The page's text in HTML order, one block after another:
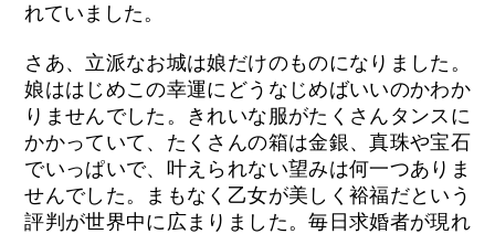
れていました。
さあ、立派なお城は娘だけのものになりました。
娘ははじめこの幸運にどうなじめばいいのかわか
りませんでした。きれいな服がたくさんタンスに
かかっていて、たくさんの箱は金銀、真珠や宝石
でいっぱいで、叶えられない望みは何一つありま
せんでした。まもなく乙女が美しく裕福だという
評判が世界中に広まりました。毎日求婚者が現れ